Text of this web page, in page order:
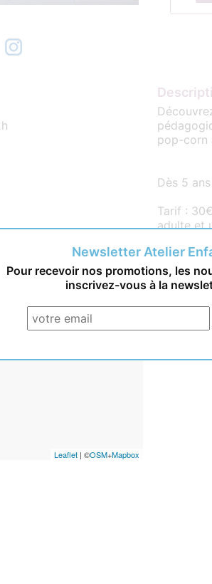
pop-corn
Dès 5
Tarif :
adulte et
Contact:
Adresse:
Prix de
Durée de
Leaflet | ©OSM+Mapbox
Newsletter Atelier
Pour recevoir nos promotions, les
inscrivez-vous à la